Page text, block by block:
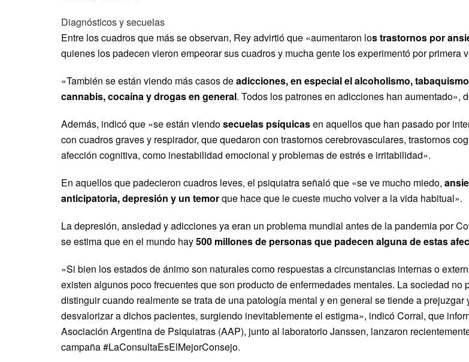
Diagnósticos y secuelas
Entre los cuadros que más se observan, Rey advirtió que «aumentaron los trastornos por
quienes los padecen vieron empeorar sus cuadros y mucha gente los experimentó por primera
«También se están viendo más casos deadicciones, en especial el alcoholismo,
cannabis, cocaína y drogas en general. Todos los patrones en adicciones han aumentado»,
Además, indicó que «se están viendosecuelas psíquicasen aquellos que han pasado por
con cuadros graves y respirador, que quedaron con trastornos cerebrovasculares, trastornos
afección cognitiva, como inestabilidad emocional y problemas de estrés e irritabilidad».
En aquellos que padecieron cuadros leves, el psiquiatra señaló que «se ve mucho miedo,
anticipatoria, depresión y un temorque hace que le cueste mucho volver a la vida habitual».
La depresión, ansiedad y adicciones ya eran un problema mundial antes de la pandemia por
se estima que en el mundo hay500 millones de personas que padecen alguna de estas
«Si bien los estados de ánimo son naturales como respuestas a circunstancias internas o
existen algunos poco frecuentes que son producto de enfermedades mentales. La sociedad no
distinguir cuando realmente se trata de una patología mental y en general se tiende a prejuzgar
desvalorizar a dichos pacientes, surgiendo inevitablemente el estigma», indicó Corral, que
Asociación Argentina de Psiquiatras (AAP), junto al laboratorio Janssen, lanzaron
campaña #LaConsultaEsElMejorConsejo.